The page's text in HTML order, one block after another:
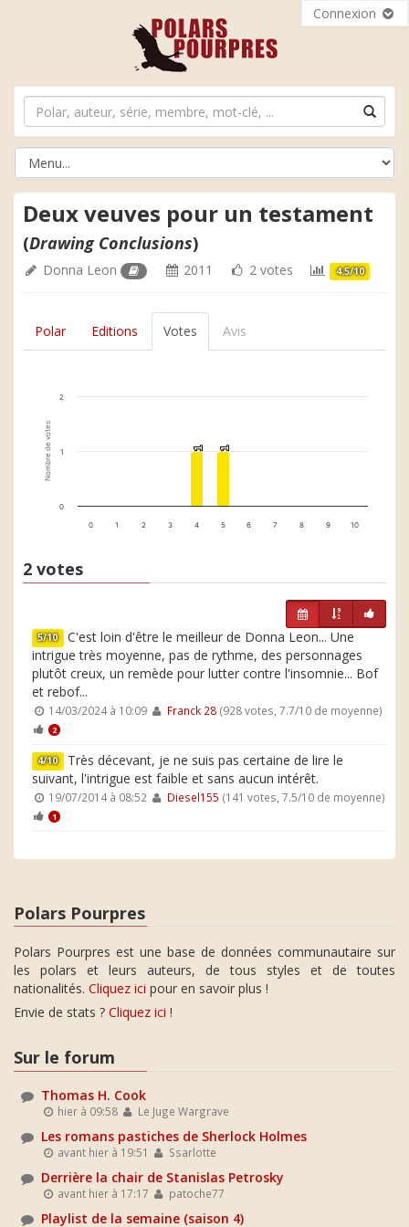
Connexion
Deux veuves pour un testament
(Drawing Conclusions)
Donna Leon 2011 2 votes 4.5/10
Polar Editions Votes Avis
Nombre de votes 1
1 1
1
0 1 2 3 4 5 6 7 8 9 10
0
1
2
2 votes
5/10 C'est loin d'être le meilleur de Donna Leon... Une
intrigue très moyenne, pas de rythme, des personnages
plutôt creux, un remède pour lutter contre l'insomnie... Bof
et rebof...
14/03/2024 à 10:09 Franck 28(928 votes, 7.7/10 de moyenne)
2
4/10 Très décevant, je ne suis pas certaine de lire le
suivant, l'intrigue est faible et sans aucun intérêt.
19/07/2014 à 08:52 Diesel155 (141 votes, 7.5/10 de moyenne)
1
Polars Pourpres
Polars Pourpres est une base de données communautaire sur
les polars et leurs auteurs, de tous styles et de toutes
nationalités. Cliquez ici pour en savoir plus !
Envie de stats ? Cliquez ici !
Sur le forum
Thomas H. Cook
hier à 09:58 Le Juge Wargrave
Les romans pastiches de Sherlock Holmes
avant hier à 19:51 Ssarlotte
Derrière la chair de Stanislas Petrosky
avant hier à 17:17 patoche77
Playlist de la semaine (saison 4)